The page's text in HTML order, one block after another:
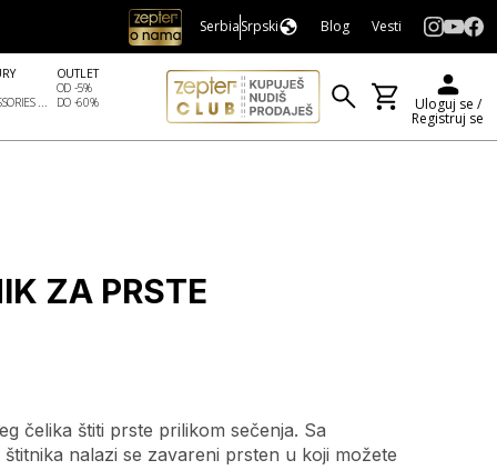
SerbiaSrpski Blog Vesti
...
OUTLET
OD -5%
DO -60%
Uloguj se /
Registruj se
ZA PRSTE
čelika štiti prste prilikom sečenja. Sa
nalazi se zavareni prsten u koji možete